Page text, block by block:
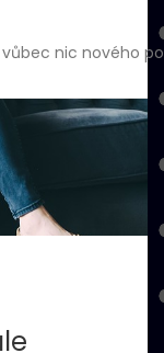
nic nového